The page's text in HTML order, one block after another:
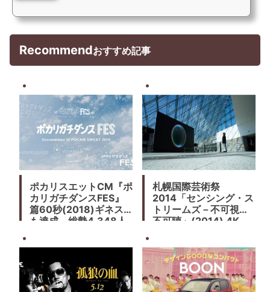
Recommendおすすめ記事
ポカリスエットCM『ポ
カリガチダンスFES』
篇60秒(2018)ギネス
も達成。総勢4,348人
札幌国際芸術祭
2014「センシング・ス
トリームズ－不可視、
不可聴」(2014) 4K